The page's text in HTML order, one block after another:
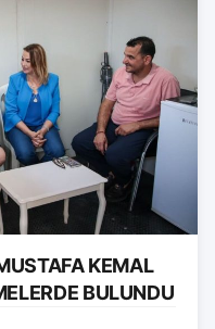
KEMAL
BULUNDU